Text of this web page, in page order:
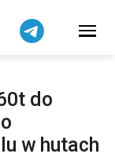
do
w hutach